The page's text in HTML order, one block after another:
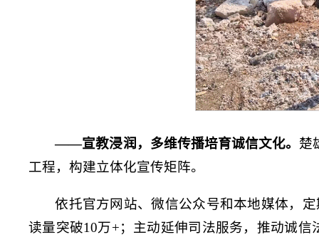
——宣教浸润，多维传播培育诚信文化。 楚
工程，构建立体化宣传矩阵。
依托官方网站、微信公众号和本地媒体，
读量突破10万+；主动延伸司法服务，推动诚